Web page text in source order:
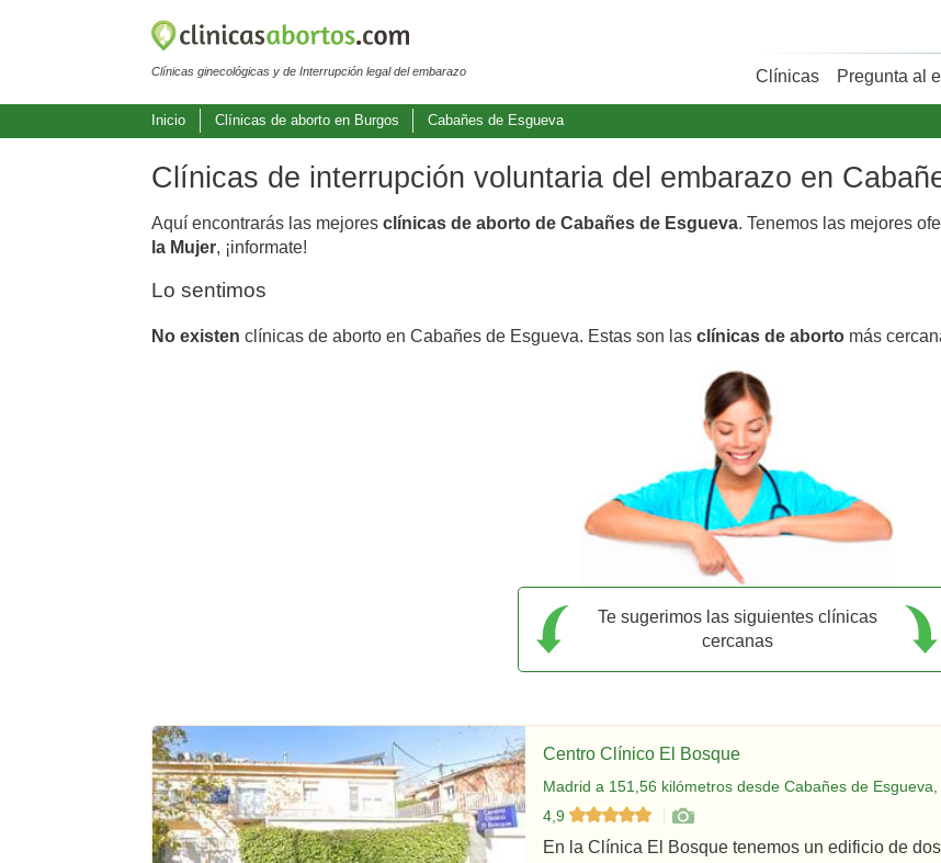
Clínicas ginecológicas y de Interrupción legal del embarazo Clínicas Pregunta al
Inicio Clínicas de aborto en Burgos Cabañes de Esgueva
Clínicas de interrupción voluntaria del embarazo en
Aquí encontrarás las mejores clínicas de aborto de Cabañes de Esgueva. Tenemos las mejores
la Mujer, ¡informate!
Lo sentimos
No existen clínicas de aborto en Cabañes de Esgueva. Estas son las clínicas de aborto más
Te sugerimos las siguientes clínicas
cercanas
Centro Clínico El Bosque
Madrid a 151,56 kilómetros desde Cabañes de
4,9
En la Clínica El Bosque tenemos un edificio de